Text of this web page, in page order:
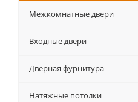
Межкомнатные двери
Входные двери
Дверная фурнитура
Натяжные потолки